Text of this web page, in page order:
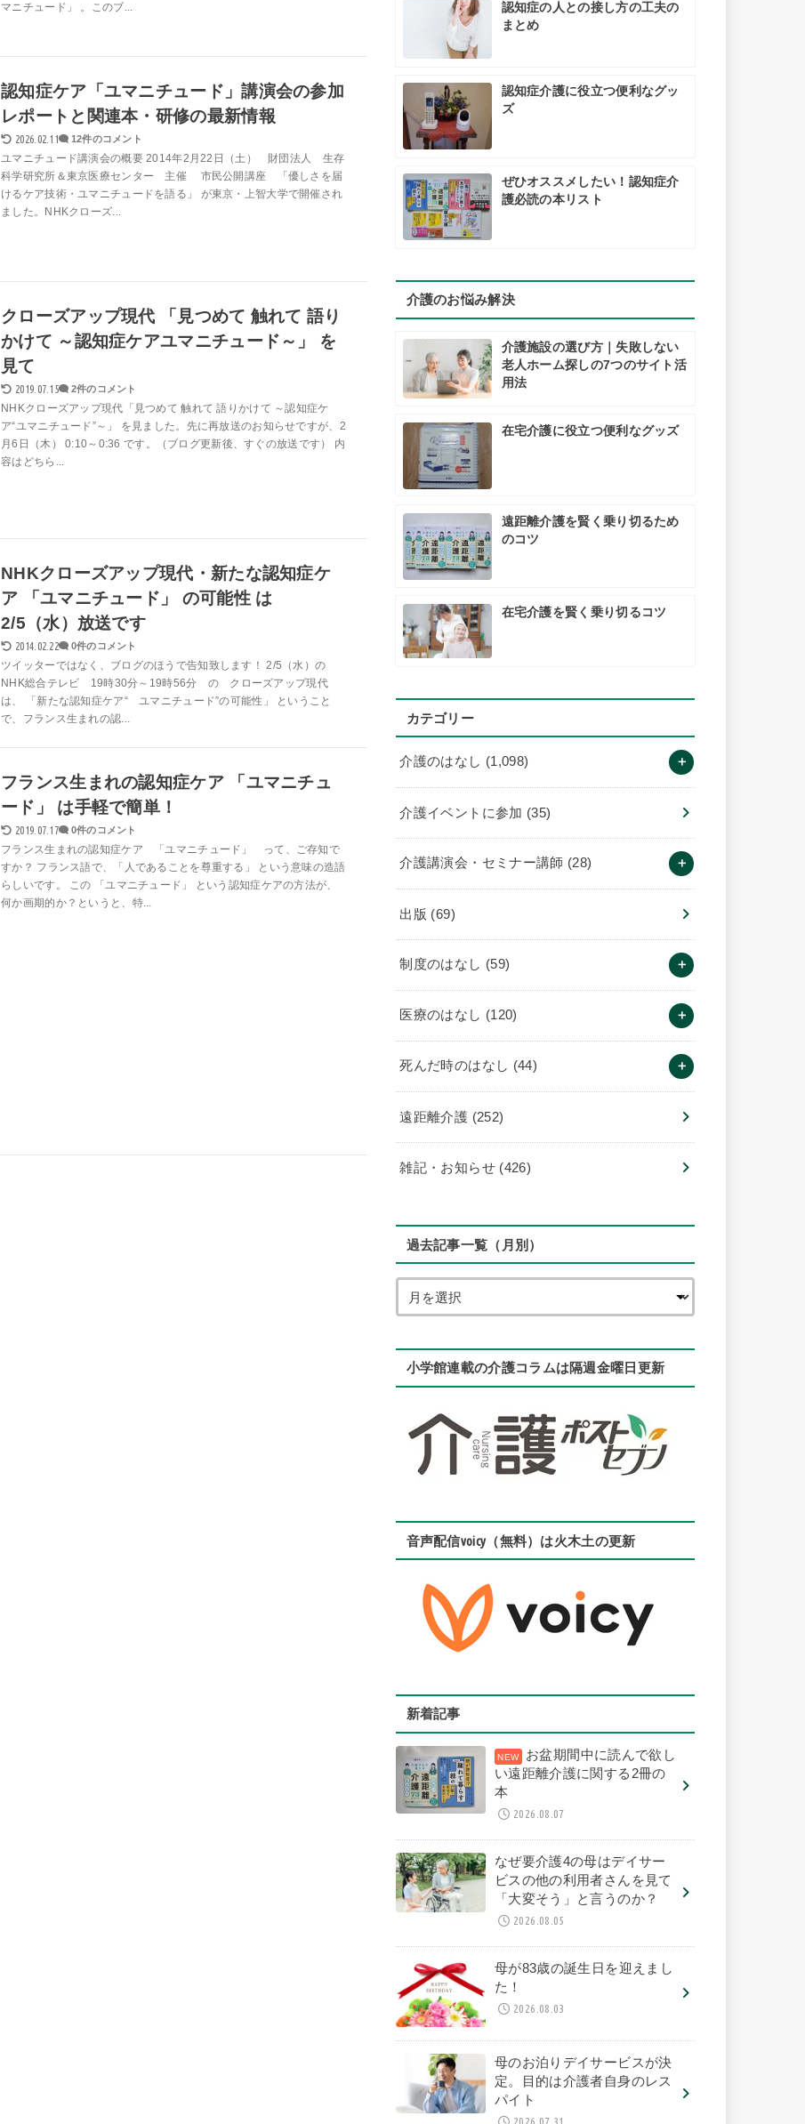
マニチュード」 。このブ...
認知症ケア「ユマニチュード」講演会の参加
レポートと関連本・研修の最新情報
2026.02.11
12件のコメント
ユマニチュード講演会の概要 2014年2月22日（土） 財団法人 生存
科学研究所＆東京医療センター 主催 市民公開講座 「優しさを届
けるケア技術・ユマニチュードを語る」 が東京・上智大学で開催され
ました。NHKクローズ...
クローズアップ現代 「見つめて 触れて 語り
かけて ～認知症ケアユマニチュード～」 を
見て
2019.07.15
2件のコメント
NHKクローズアップ現代「見つめて 触れて 語りかけて ～認知症ケ
ア“ユマニチュード”～」 を見ました。先に再放送のお知らせですが、2
月6日（木） 0:10～0:36 です。（ブログ更新後、すぐの放送です） 内
容はどちら...
NHKクローズアップ現代・新たな認知症ケ
ア 「ユマニチュード」 の可能性 は
2/5（水）放送です
2014.02.22
0件のコメント
ツイッターではなく、ブログのほうで告知致します！ 2/5（水）の
NHK総合テレビ 19時30分～19時56分 の クローズアップ現代
は、 「新たな認知症ケア“ ユマニチュード”の可能性」 ということ
で、フランス生まれの認...
フランス生まれの認知症ケア 「ユマニチュ
ード」 は手軽で簡単！
2019.07.17
0件のコメント
フランス生まれの認知症ケア 「ユマニチュード」 って、ご存知で
すか？ フランス語で、「人であることを尊重する」 という意味の造語
らしいです。 この 「ユマニチュード」 という認知症ケアの方法が、
何か画期的か？というと、特...
認知症の人との接し方の工夫の
まとめ
認知症介護に役立つ便利なグッ
ズ
ぜひオススメしたい！認知症介
護必読の本リスト
介護のお悩み解決
介護施設の選び方｜失敗しない
老人ホーム探しの7つのサイト活
用法
在宅介護に役立つ便利なグッズ
遠距離介護を賢く乗り切るため
のコツ
在宅介護を賢く乗り切るコツ
カテゴリー
介護のはなし (1,098)
介護イベントに参加 (35)
介護講演会・セミナー講師 (28)
出版 (69)
制度のはなし (59)
医療のはなし (120)
死んだ時のはなし (44)
遠距離介護 (252)
雑記・お知らせ (426)
過去記事一覧（月別）
小学館連載の介護コラムは隔週金曜日更新
音声配信voicy（無料）は火木土の更新
新着記事
お盆期間中に読んで欲し
い遠距離介護に関する2冊の
本
2026.08.07
なぜ要介護4の母はデイサー
ビスの他の利用者さんを見て
「大変そう」と言うのか？
2026.08.05
母が83歳の誕生日を迎えまし
た！
2026.08.03
母のお泊りデイサービスが決
定。目的は介護者自身のレス
パイト
2026.07.31